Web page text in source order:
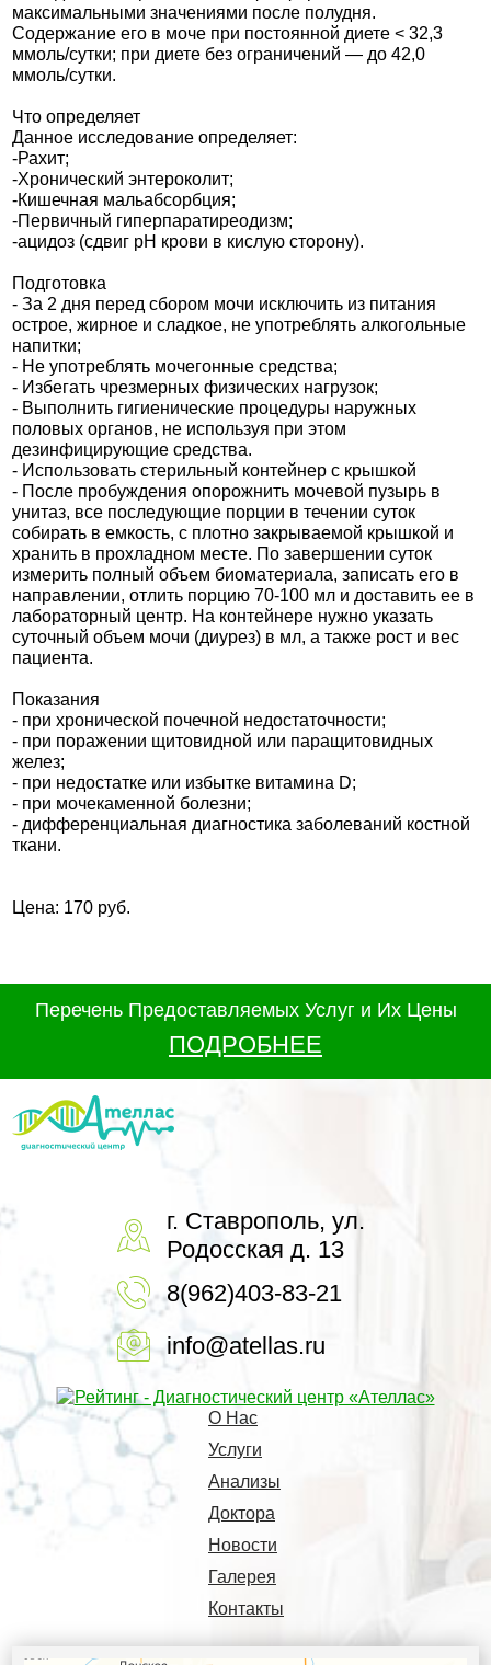
максимальными значениями после полудня.
Содержание его в моче при постоянной диете < 32,3
ммоль/сутки; при диете без ограничений — до 42,0
ммоль/сутки.
Что определяет
Данное исследование определяет:
-Рахит;
-Хронический энтероколит;
-Кишечная мальабсорбция;
-Первичный гиперпаратиреодизм;
-ацидоз (сдвиг рН крови в кислую сторону).
Подготовка
- За 2 дня перед сбором мочи исключить из питания
острое, жирное и сладкое, не употреблять алкогольные
напитки;
- Не употреблять мочегонные средства;
- Избегать чрезмерных физических нагрузок;
- Выполнить гигиенические процедуры наружных
половых органов, не используя при этом
дезинфицирующие средства.
- Использовать стерильный контейнер с крышкой
- После пробуждения опорожнить мочевой пузырь в
унитаз, все последующие порции в течении суток
собирать в емкость, с плотно закрываемой крышкой и
хранить в прохладном месте. По завершении суток
измерить полный объем биоматериала, записать его в
направлении, отлить порцию 70-100 мл и доставить ее в
лабораторный центр. На контейнере нужно указать
суточный объем мочи (диурез) в мл, а также рост и вес
пациента.
Показания
- при хронической почечной недостаточности;
- при поражении щитовидной или паращитовидных
желез;
- при недостатке или избытке витамина D;
- при мочекаменной болезни;
- дифференциальная диагностика заболеваний костной
ткани.
Цена: 170 руб.
Перечень Предоставляемых Услуг и Их Цены
ПОДРОБНЕЕ
г. Ставрополь, ул.
Родосская д. 13
8(962)403-83-21
info@atellas.ru
О Нас
Услуги
Анализы
Доктора
Новости
Галерея
Контакты